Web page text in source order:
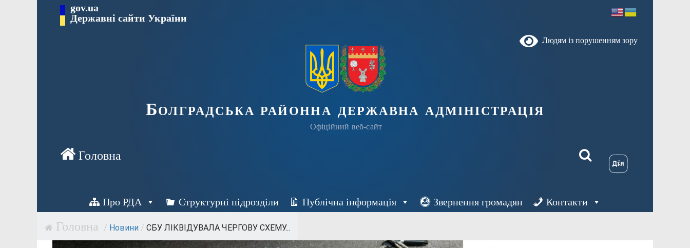
Перейти gov.ua
Державні сайти України
Людям із порушенням зору
Болградська районна державна адміністрація
Офіційний веб-сайт
Про РДА Структурні підрозділи Публічна інформація Звернення громадян Контакти
/ Новини / СБУ ЛІКВІДУВАЛА ЧЕРГОВУ СХЕМУ...